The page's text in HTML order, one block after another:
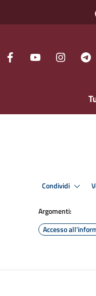
Condividi
Argomenti:
Accesso